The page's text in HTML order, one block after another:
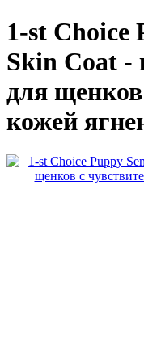
1-st Choice
Skin Coat -
для
кожей